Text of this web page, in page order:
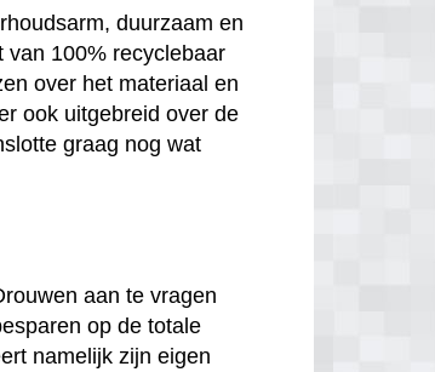
duurzaam en
van 100% recyclebaar
over het materiaal en
ook uitgebreid over de
graag nog wat
aan te vragen
op de totale
namelijk zijn eigen